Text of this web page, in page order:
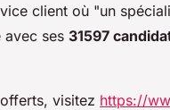
client où "un
ses 31597
visitez https://